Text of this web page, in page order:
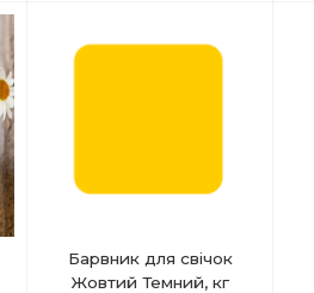
Барвник для свічок
Жовтий Темний, кг